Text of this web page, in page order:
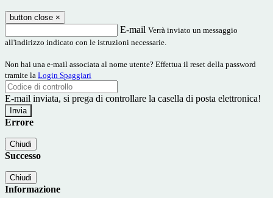
button close ×
E-mail Verrà inviato un messaggio
all'indirizzo indicato con le istruzioni necessarie.
Non hai una e-mail associata al nome utente? Effettua il reset della password
tramite la Login Spaggiari
E-mail inviata, si prega di controllare la casella di posta elettronica!
Errore
Chiudi
Successo
Chiudi
Informazione